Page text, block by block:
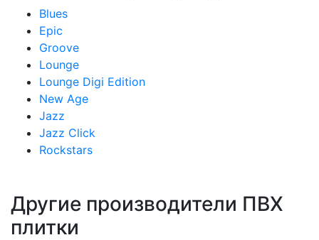
Blues
Epic
Groove
Lounge
Lounge Digi Edition
New Age
Jazz
Jazz Click
Rockstars
Другие производители ПВХ
плитки